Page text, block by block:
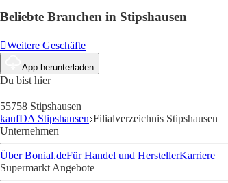
Beliebte Branchen in Stipshausen
Weitere Geschäfte
App herunterladen
Du bist hier
55758 Stipshausen
kaufDA Stipshausen Filialverzeichnis Stipshausen
Unternehmen
Über Bonial.deFür Handel und HerstellerKarriere
Supermarkt Angebote